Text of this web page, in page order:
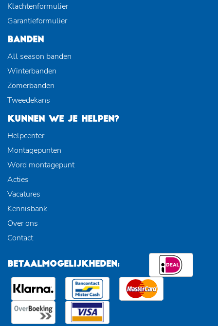
Klachtenformulier
Garantieformulier
BANDEN
All season banden
Winterbanden
Zomerbanden
Tweedekans
KUNNEN WE JE HELPEN?
Helpcenter
Montagepunten
Word montagepunt
Acties
Vacatures
Kennisbank
Over ons
Contact
BETAALMOGELIJKHEDEN: